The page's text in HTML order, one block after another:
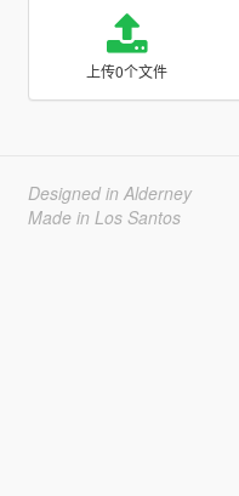
上传0个文件
Designed in Alderney
Made in Los Santos